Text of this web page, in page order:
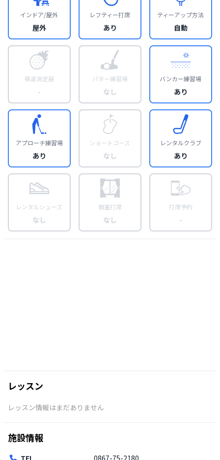
インドア/屋外
屋外
レフティー打席
あり
ティーアップ方法
自動
弾道測定器
-
パター練習場
なし
バンカー練習場
あり
アプローチ練習場
あり
ショートコース
なし
レンタルクラブ
あり
レンタルシューズ
なし
個室打席
なし
打席予約
-
レッスン
レッスン情報はまだありません
施設情報
TEL 0867-75-2180